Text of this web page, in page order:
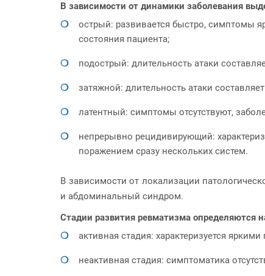
В зависимости от динамики заболевания
острый: развивается быстро, симптомы
состояния пациента;
подострый: длительность атаки
затяжной: длительность атаки
латентный: симптомы отсутствуют,
непрерывно рецидивирующий:
поражением сразу нескольких систем.
В зависимости от локализации
и абдоминальный синдром.
Стадии развития ревматизма определяются
активная стадия: характеризуется
неактивная стадия: симптоматика